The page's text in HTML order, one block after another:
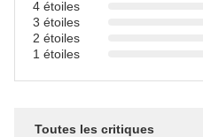
4 étoiles
3 étoiles
2 étoiles
1 étoiles
Toutes les critiques